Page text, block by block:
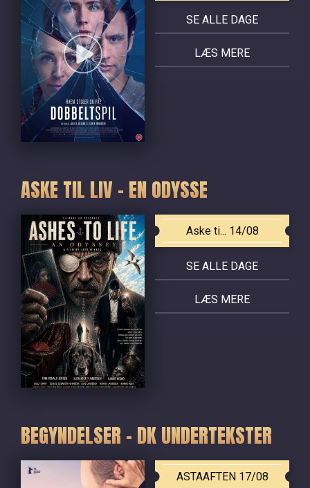
SE ALLE DAGE
LÆS MERE
ASKE TIL LIV - EN ODYSSE
Aske ti... 14/08
SE ALLE DAGE
LÆS MERE
BEGYNDELSER - DK UNDERTEKSTER
ASTAAFTEN 17/08